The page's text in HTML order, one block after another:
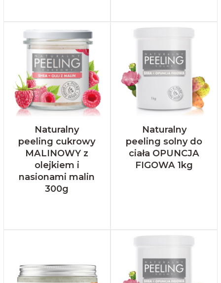
Naturalny
peeling cukrowy
MALINOWY z
olejkiem i
nasionami malin
300g
Naturalny
peeling solny do
ciała OPUNCJA
FIGOWA 1kg